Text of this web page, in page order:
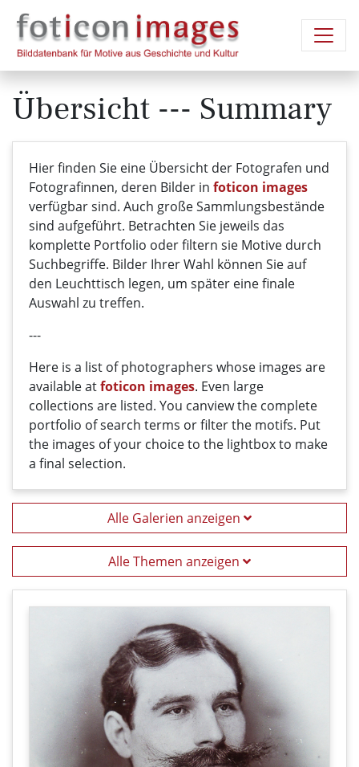
Übersicht --- Summary
Hier finden Sie eine Übersicht der Fotografen und
Fotografinnen, deren Bilder in foticon images
verfügbar sind. Auch große Sammlungsbestände
sind aufgeführt. Betrachten Sie jeweils das
komplette Portfolio oder filtern sie Motive durch
Suchbegriffe. Bilder Ihrer Wahl können Sie auf
den Leuchttisch legen, um später eine finale
Auswahl zu treffen.
---
Here is a list of photographers whose images are
availableatfoticon images. Even large
collections are listed. You canview the complete
portfolio ofsearch terms or filterthe motifs. Put
the images of your choiceto the lightboxto make
a final selection.
Alle Galerien anzeigen
Alle Themen anzeigen